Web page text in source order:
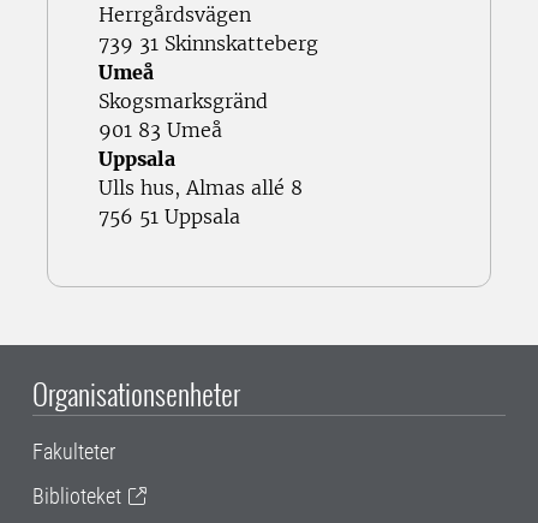
Herrgårdsvägen
739 31 Skinnskatteberg
Umeå
Skogsmarksgränd
901 83 Umeå
Uppsala
Ulls hus, Almas allé 8
756 51 Uppsala
Organisationsenheter
Fakulteter
Biblioteket